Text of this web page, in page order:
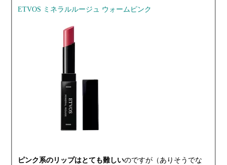
ETVOS ミネラルルージュ ウォームピンク
ピンク系のリップはとても難しいのですが（ありそうでな